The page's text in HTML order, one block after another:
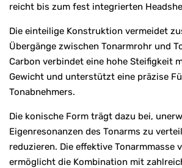
reicht bis zum fest integrierten
Die einteilige Konstruktion vermeidet
Übergänge zwischen Tonarmrohr und
Carbon verbindet eine hohe Steifigkeit
Gewicht und unterstützt eine präzise
Tonabnehmers.
Die konische Form trägt dazu bei,
Eigenresonanzen des Tonarms zu
reduzieren. Die effektive Tonarmmasse
ermöglicht die Kombination mit